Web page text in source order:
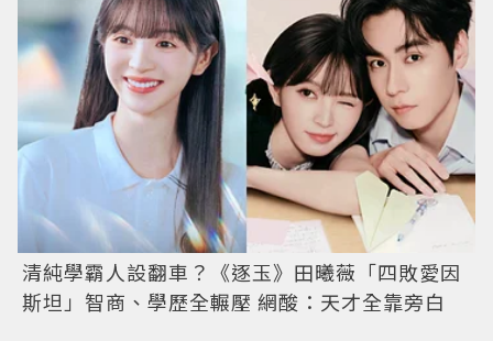
清純學霸人設翻車？《逐玉》田曦薇「四敗愛因
斯坦」智商、學歷全輾壓 網酸：天才全靠旁白